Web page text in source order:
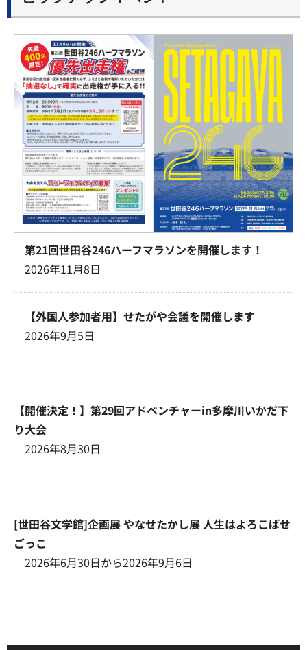
第21回世田谷246ハーフマラソンを開催します！
2026年11月8日
【外国人参加者用】せたがや会議を開催します
2026年9月5日
【開催決定！】第29回アドベンチャーin多摩川いかだ下
り大会
2026年8月30日
[世田谷文学館]企画展 やなせたかし展 人生はよろこばせ
ごっこ
2026年6月30日から2026年9月6日